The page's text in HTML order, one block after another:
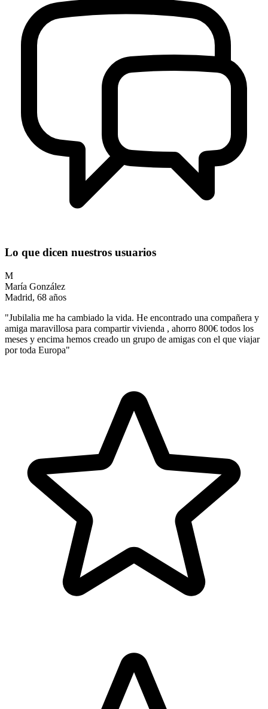
Lo que dicen nuestros usuarios
M
María González
Madrid, 68 años
"Jubilalia me ha cambiado la vida. He encontrado una compañera y
amiga maravillosa para compartir vivienda , ahorro 800€ todos los
meses y encima hemos creado un grupo de amigas con el que viajar
por toda Europa"